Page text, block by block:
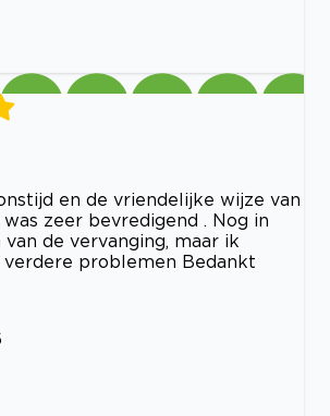
en de vriendelijke wijze van
zeer bevredigend . Nog in
de vervanging, maar ik
problemen Bedankt